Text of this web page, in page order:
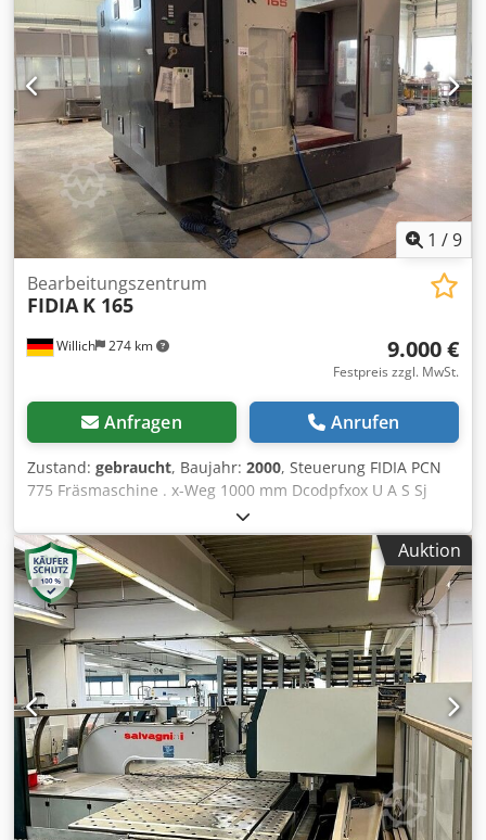
Betriebsstunden: 32.164 h Roboter Hersteller: KUKA Typ:
KR 150 L110-2 2000 Baujahr: 2008 Gewicht: 1.285 kg
Bemerkung: Roboter ist umgebaut auf Magnetheber
LIEFERUMFANG vorhandene Handbücher Diverse
Ersatzteile in Holzkisten
1 /9
Willich 274 km
Bearbeitungszentrum
FIDIA K 165
9.000 €
Festpreis zzgl. MwSt.
Anfragen Anrufen
Zustand: gebraucht, Baujahr: 2000, Steuerung FIDIA PCN
775 Fräsmaschine . x-Weg 1000 mm Dcodpfxox U A S Sj
Aatjk y-Weg 620 mm z-Weg 700 mm Achsen 5 Achsen
simultan gesteuert Gewicht 12 t +++++ Bitte beachten Sie,
dass die Maschine im demontierten und verladebereiten
Zustand ist. Aus diesem Grund ist eine Vorführung unter
Strom oder die Fertigung eines Videos nicht möglich.
Darüber hinaus enthält unsere Anzeige die
aussagefähigsten Fotos von bestmöglicher Qualität. Die
Zusendung weiterer Bilder ist leider nicht möglich. +++++
Auktion